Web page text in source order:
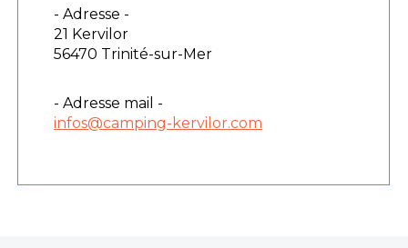
- Adresse -
21 Kervilor
56470 Trinité-sur-Mer
- Adresse mail -
infos@camping-kervilor.com